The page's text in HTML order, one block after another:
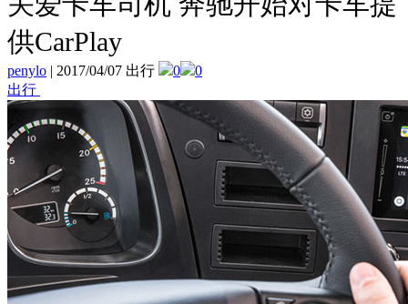
供CarPlay
penylo | 2017/04/07 出行 0
0
出行